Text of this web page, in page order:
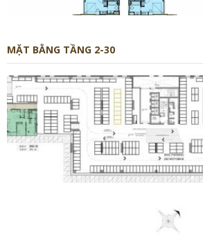
MẶT BẰNG TẦNG 2-30